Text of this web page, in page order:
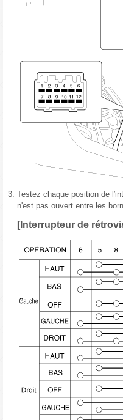
3. Testez chaque position de
n'est pas ouvert entre les
[Interrupteur de